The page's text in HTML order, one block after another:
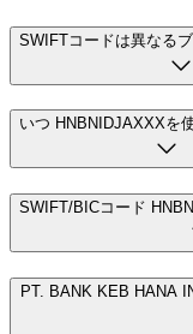
SWIFTコードは異なる
いつ HNBNIDJAXXXを
SWIFT/BICコード
PT. BANK KEB HANA